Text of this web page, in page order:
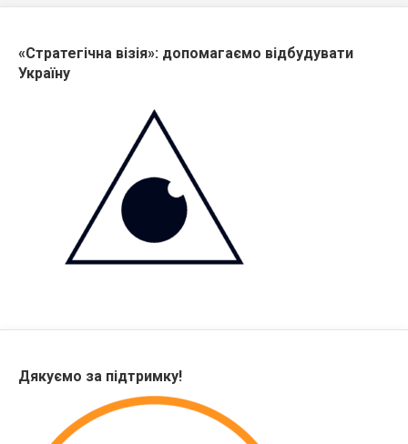
«Стратегічна візія»: допомагаємо відбудувати
Україну
Дякуємо за підтримку!